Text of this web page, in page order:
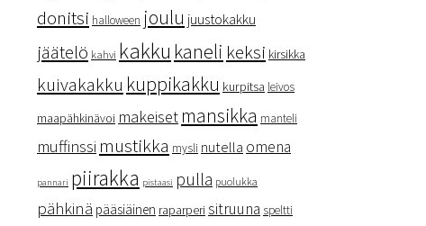
donitsi halloween joulu juustokakku
jäätelö kahvi kakku kaneli keksi kirsikka
kuivakakku kuppikakku kurpitsa leivos
maapähkinävoi makeiset mansikka manteli
muffinssi mustikka mysli nutella omena
pannari piirakka pistaasi pulla puolukka
pähkinä pääsiäinen raparperi sitruuna speltti